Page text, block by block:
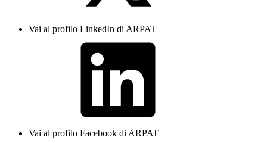
Vai al profilo LinkedIn di ARPAT
Vai al profilo Facebook di ARPAT